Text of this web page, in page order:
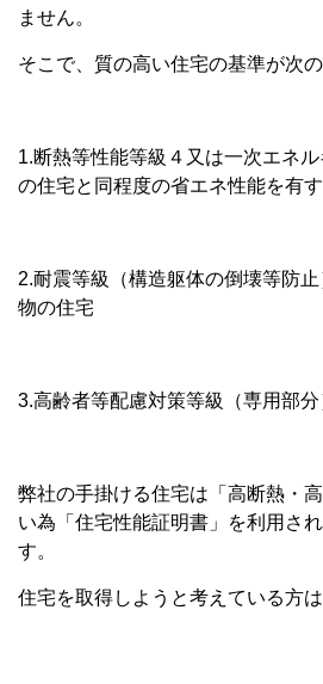
ません。
そこで、質の高い住宅の基準が次の
1.断熱等性能等級４又は一次エネ
の住宅と同程度の省エネ性能を有
2.耐震等級（構造躯体の倒壊等防
物の住宅
3.高齢者等配慮対策等級（専用部
弊社の手掛ける住宅は「高断熱・
い為「住宅性能証明書」を利用さ
す。
住宅を取得しようと考えている方